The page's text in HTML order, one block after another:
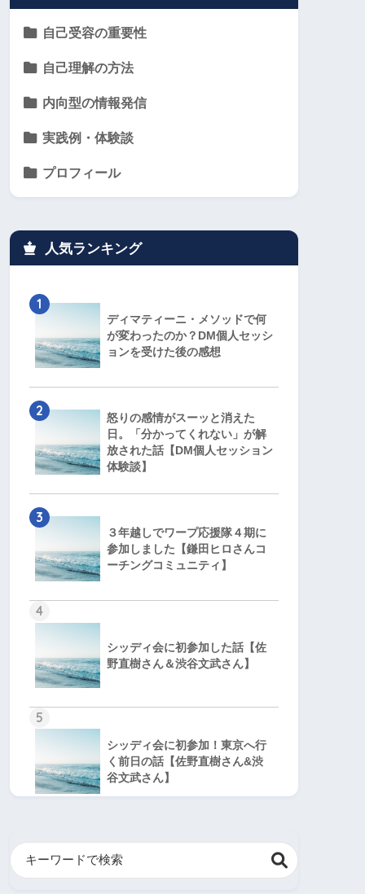
自己受容の重要性
自己理解の方法
内向型の情報発信
実践例・体験談
プロフィール
人気ランキング
1
ディマティーニ・メソッドで何
が変わったのか？DM個人セッシ
ョンを受けた後の感想
2
怒りの感情がスーッと消えた
日。「分かってくれない」が解
放された話【DM個人セッション
体験談】
3
３年越しでワープ応援隊４期に
参加しました【鎌田ヒロさんコ
ーチングコミュニティ】
4
シッディ会に初参加した話【佐
野直樹さん＆渋谷文武さん】
5
シッディ会に初参加！東京へ行
く前日の話【佐野直樹さん&渋
谷文武さん】